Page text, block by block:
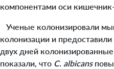
компонентами оси
Ученые колонизировали
колонизации и
двух дней
показали, что C. albicans